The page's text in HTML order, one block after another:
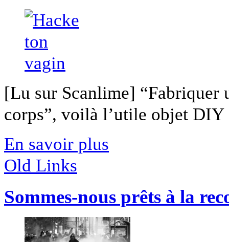
[Lu sur Scanlime] “Fabriquer
corps”, voilà l’utile objet
En savoir plus
Old Links
Sommes-nous prêts à la